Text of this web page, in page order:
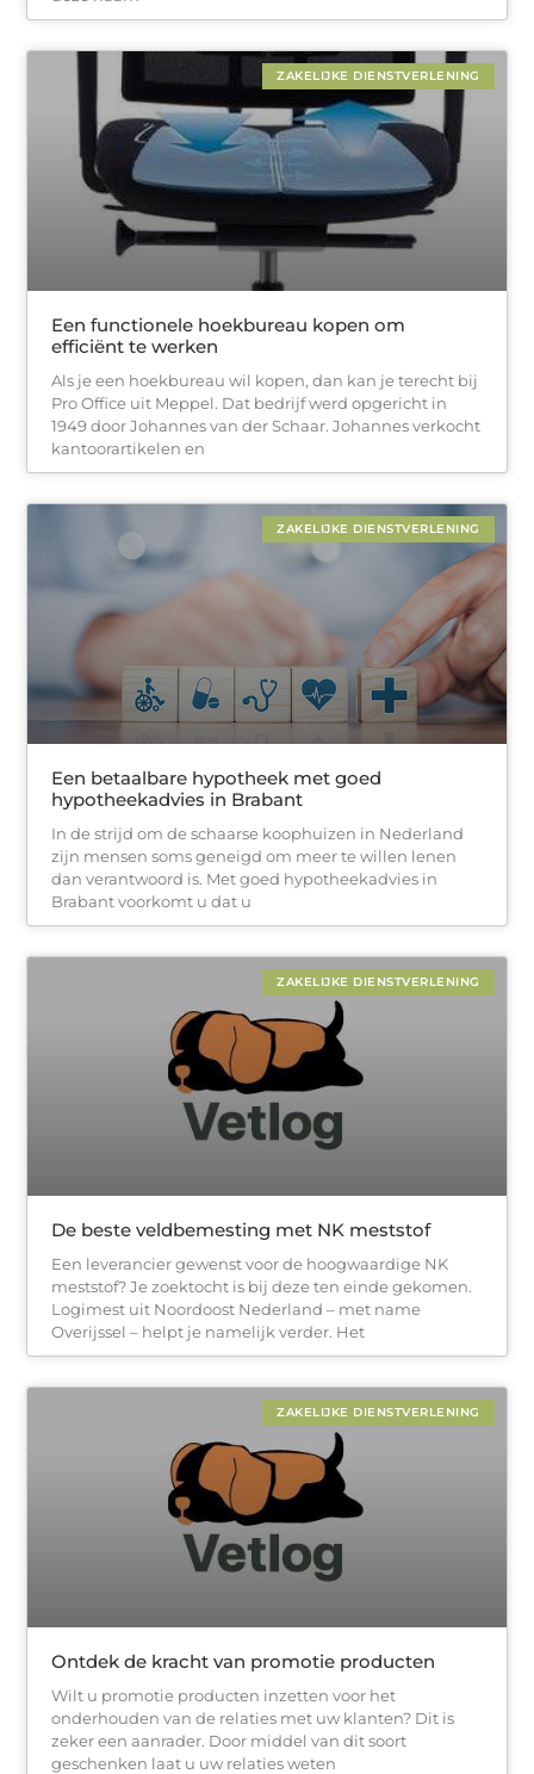
ZAKELIJKE DIENSTVERLENING
Een functionele hoekbureau kopen om
efficiënt te werken
Als je een hoekbureau wil kopen, dan kan je terecht bij
Pro Office uit Meppel. Dat bedrijf werd opgericht in
1949 door Johannes van der Schaar. Johannes verkocht
kantoorartikelen en
ZAKELIJKE DIENSTVERLENING
Een betaalbare hypotheek met goed
hypotheekadvies in Brabant
In de strijd om de schaarse koophuizen in Nederland
zijn mensen soms geneigd om meer te willen lenen
dan verantwoord is. Met goed hypotheekadvies in
Brabant voorkomt u dat u
ZAKELIJKE DIENSTVERLENING
De beste veldbemesting met NK meststof
Een leverancier gewenst voor de hoogwaardige NK
meststof? Je zoektocht is bij deze ten einde gekomen.
Logimest uit Noordoost Nederland – met name
Overijssel – helpt je namelijk verder. Het
ZAKELIJKE DIENSTVERLENING
Ontdek de kracht van promotie producten
Wilt u promotie producten inzetten voor het
onderhouden van de relaties met uw klanten? Dit is
zeker een aanrader. Door middel van dit soort
geschenken laat u uw relaties weten